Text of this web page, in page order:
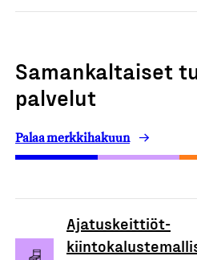
Samankaltaiset
palvelut
Palaa merkkihakuun
Ajatuskeittiöt-